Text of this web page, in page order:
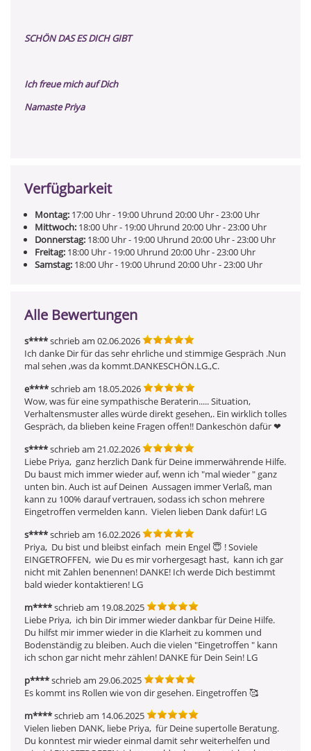
SCHÖN DAS ES DICH GIBT
Ich freue mich auf Dich
Namaste Priya
Verfügbarkeit
Montag: 17:00 Uhr- 19:00 Uhrund 20:00 Uhr- 23:00 Uhr
Mittwoch: 18:00 Uhr- 19:00 Uhrund 20:00 Uhr- 23:00 Uhr
Donnerstag: 18:00 Uhr- 19:00 Uhrund 20:00 Uhr- 23:00 Uhr
Freitag: 18:00 Uhr- 19:00 Uhrund 20:00 Uhr- 23:00 Uhr
Samstag: 18:00 Uhr- 19:00 Uhrund 20:00 Uhr- 23:00 Uhr
Alle Bewertungen
s****schrieb am 02.06.2026
Ich danke Dir für das sehr ehrliche und stimmige Gespräch .Nun
mal sehen ,was da kommt.DANKESCHÖN.LG.,C.
e****schrieb am 18.05.2026
Wow, was für eine sympathische Beraterin..... Situation,
Verhaltensmuster alles würde direkt gesehen,. Ein wirklich tolles
Gespräch, da blieben keine Fragen offen!! Dankeschön dafür ❤  ️
s****schrieb am 21.02.2026
Liebe Priya,  ganz herzlich Dank für Deine immerwährende Hilfe.
Du baust mich immer wieder auf, wenn ich "mal wieder " ganz
unten bin. Auch ist auf Deinen  Aussagen immer Verlaß, man
kann zu 100% darauf vertrauen, sodass ich schon mehrere
Eingetroffen vermelden kann.  Vielen lieben Dank dafür! LG
s****schrieb am 16.02.2026
Priya,  Du bist und bleibst einfach  mein Engel 😇 ! Soviele
EINGETROFFEN,  wie Du es mir vorhergesagt hast,  kann ich gar
nicht mit Zahlen benennen! DANKE! Ich werde Dich bestimmt
bald wieder kontaktieren! LG
m****schrieb am 19.08.2025
Liebe Priya,  ich bin Dir immer wieder dankbar für Deine Hilfe.
Du hilfst mir immer wieder in die Klarheit zu kommen und
Bodenständig zu bleiben. Auch die vielen "Eingetroffen " kann
ich schon gar nicht mehr zählen! DANKE für Dein Sein! LG
p****schrieb am 29.06.2025
Es kommt ins Rollen wie von dir gesehen. Eingetroffen 🥰
m****schrieb am 14.06.2025
Vielen lieben DANK, liebe Priya,  für Deine supertolle Beratung.
Du konntest mir wieder einmal damit sehr weiterhelfen und